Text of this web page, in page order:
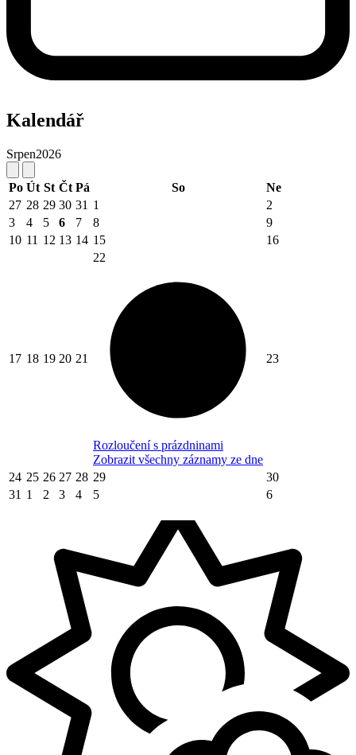
Kalendář
Srpen2026
Po Út St Čt Pá So
Ne
27 28 29 30 31 1
2
3
4 5 6 7 8
9
10 11 12 13 14 15 16
17 18 19 20 21
22
Rozloučení s prázdninami
Zobrazit všechny záznamy ze dne
23
24 25 26 27 28 29
30
31 1 2 3 4 5 6